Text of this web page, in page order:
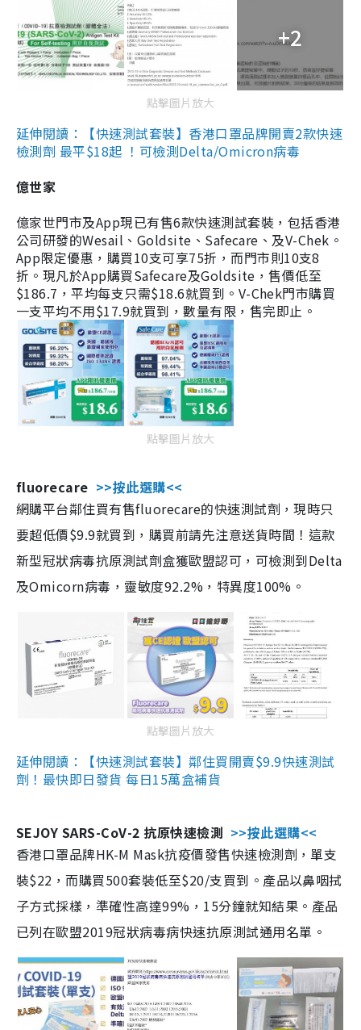
+2
點擊圖片放大
延伸閱讀：【快速測試套裝】香港口罩品牌開賣2款快速
檢測劑 最平$18起 ！可檢測Delta/Omicron病毒
億世家
億家世門市及App現已有售6款快速測試套裝，包括香港
公司研發的Wesail、Goldsite、Safecare、及V-Chek。
App限定優惠，購買10支可享75折，而門市則10支8
折。現凡於App購買Safecare及Goldsite，售價低至
$186.7，平均每支只需$18.6就買到。V-Chek門市購買
一支平均不用$17.9就買到，數量有限，售完即止。
點擊圖片放大
fluorecare >>按此選購<<
網購平台鄰住買有售fluorecare的快速測試劑，現時只
要超低價$9.9就買到，購買前請先注意送貨時間！這款
新型冠狀病毒抗原測試劑盒獲歐盟認可，可檢測到Delta
及Omicorn病毒，靈敏度92.2%，特異度100%。
點擊圖片放大
延伸閱讀：【快速測試套裝】鄰住買開賣$9.9快速測試
劑！最快即日發貨 每日15萬盒補貨
SEJOY SARS-CoV-2 抗原快速檢測 >>按此選購<<
香港口罩品牌HK-M Mask抗疫價發售快速檢測劑，單支
裝$22，而購買500套裝低至$20/支買到。產品以鼻咽拭
子方式採樣，準確性高達99%，15分鐘就知結果。產品
已列在歐盟2019冠狀病毒病快速抗原測試通用名單。